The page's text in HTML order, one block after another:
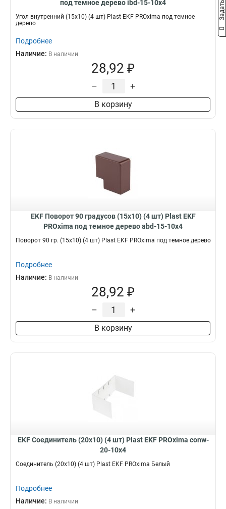
под темное дерево ibd-15-10x4
Угол внутренний (15х10) (4 шт) Plast EKF PROxima под темное
дерево
Подробнее
Наличие: В наличии
28,92 ₽
– +
В корзину
EKF Поворот 90 градусов (15х10) (4 шт) Plast EKF
PROxima под темное дерево abd-15-10x4
Поворот 90 гр. (15х10) (4 шт) Plast EKF PROxima под темное дерево
Подробнее
Наличие: В наличии
28,92 ₽
– +
В корзину
EKF Соединитель (20х10) (4 шт) Plast EKF PROxima conw-
20-10x4
Соединитель (20х10) (4 шт) Plast EKF PROxima Белый
Подробнее
Наличие: В наличии